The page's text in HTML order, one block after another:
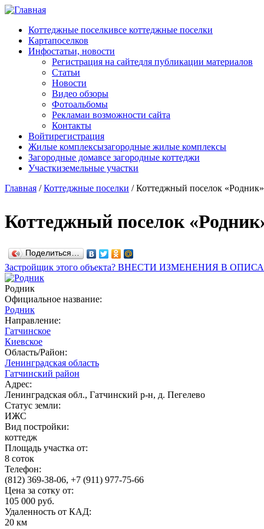
Перейти к основному содержанию
Коттеджные поселкивсе коттеджные поселки
Картапоселков
Инфостатьи, новости
Регистрация на сайтедля публикации материалов
Статьи
Новости
Видео обзоры
Фотоальбомы
Рекламаи возможности сайта
Контакты
Войтирегистрация
Жилые комплексызагородные жилые комплексы
Загородные домавсе загородные коттеджи
Участкиземельные участки
Главная / Коттеджные поселки /Коттеджный поселок «Родник»
Коттеджный поселок
Поделиться…
Застройщик этого объекта? ВНЕСТИ ИЗМЕНЕНИЯ В
Родник
Официальное название:
Родник
Направление:
Гатчинское
Киевское
Область/Район:
Ленинградская область
Гатчинский район
Адрес:
Ленинградская обл., Гатчинский р-н, д. Пегелево
Статус земли:
ИЖС
Вид постройки:
коттедж
Площадь участка от:
8 соток
Телефон:
(812) 369-38-06, +7 (911) 977-75-66
Цена за сотку от:
105 000 руб.
Удаленность от КАД:
20 км